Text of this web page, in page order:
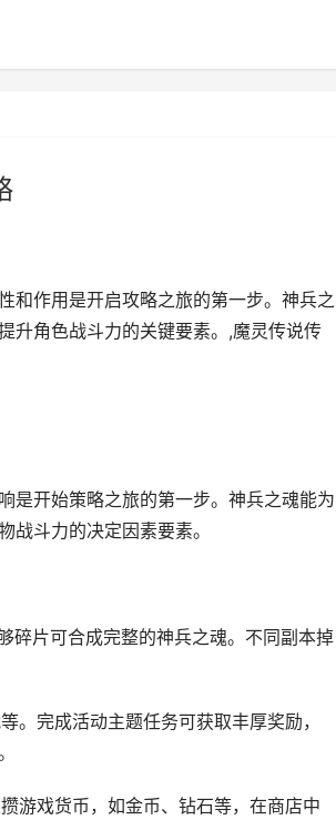
和作用是开启攻略之旅的第一步。神兵之
升角色战斗力的关键要素。,魔灵传说传
是开始策略之旅的第一步。神兵之魂能为
战斗力的决定因素要素。
碎片可合成完整的神兵之魂。不同副本掉
。完成活动主题任务可获取丰厚奖励，
游戏货币，如金币、钻石等，在商店中